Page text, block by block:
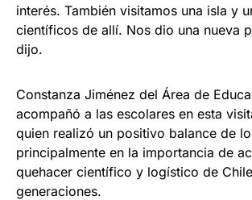
interés. También visitamos una isla y
científicos de allí. Nos dio una nueva
dijo.
Constanza Jiménez del Área de
acompañó a las escolares en esta
quien realizó un positivo balance de
principalmente en la importancia de
quehacer científico y logístico de
generaciones.